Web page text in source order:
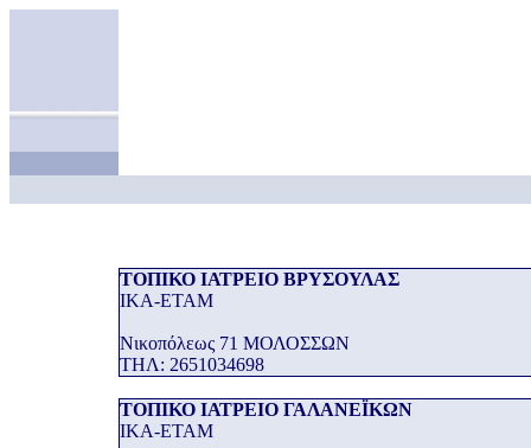
ΤΟΠΙΚΟ ΙΑΤΡΕΙΟ ΒΡΥΣΟΥΛΑΣ
ΙΚΑ-ΕΤΑΜ
Νικοπόλεως 71 ΜΟΛΟΣΣΩΝ
THΛ: 2651034698
ΤΟΠΙΚΟ ΙΑΤΡΕΙΟ ΓΑΛΑΝΕΪΚΩΝ
ΙΚΑ-ΕΤΑΜ